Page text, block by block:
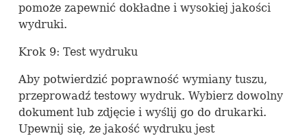
pomoże zapewnić dokładne i wysokiej jakości
wydruki.
Krok 9: Test wydruku
Aby potwierdzić poprawność wymiany tuszu,
przeprowadź testowy wydruk. Wybierz dowolny
dokument lub zdjęcie i wyślij go do drukarki.
Upewnij się, że jakość wydruku jest